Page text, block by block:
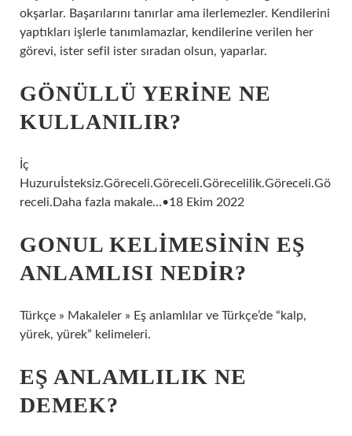
okşarlar. Başarılarını tanırlar ama ilerlemezler. Kendilerini
yaptıkları işlerle tanımlamazlar, kendilerine verilen her
görevi, ister sefil ister sıradan olsun, yaparlar.
GÖNÜLLÜ YERINE NE
KULLANILIR?
İç
Huzuruİsteksiz.Göreceli.Göreceli.Görecelilik.Göreceli.Gö
receli.Daha fazla makale…•18 Ekim 2022
GONUL KELIMESININ EŞ
ANLAMLISI NEDIR?
Türkçe » Makaleler » Eş anlamlılar ve Türkçe’de “kalp,
yürek, yürek” kelimeleri.
EŞ ANLAMLILIK NE
DEMEK?